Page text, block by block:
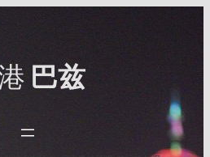
巴兹